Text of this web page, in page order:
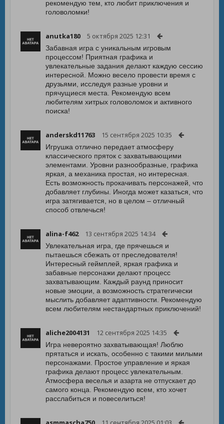
рекомендую тем, кто любит приключения и
головоломки!
anutka180 5 октября 2025 12:31
Забавная игра с уникальным игровым
процессом! Приятная графика и
увлекательные задания делают каждую сессию
интересной. Можно весело провести время с
друзьями, исследуя разные уровни и
прячущиеся места. Рекомендую всем
любителям хитрых головоломок и активного
поиска!
anderskd11763 15 сентября 2025 10:35
Игрушка отлично передает атмосферу
классического пряток с захватывающими
элементами. Уровни разнообразные, графика
яркая, а механика простая, но интересная.
Есть возможность прокачивать персонажей, что
добавляет глубины. Иногда может казаться, что
игра затягивается, но в целом – отличный
способ отвлечься!
alina-f462 13 сентября 2025 14:34
Увлекательная игра, где прячешься и
пытаешься сбежать от преследователя!
Интересный геймплей, яркая графика и
забавные персонажи делают процесс
захватывающим. Каждый раунд приносит
новые эмоции, а возможность стратегически
мыслить добавляет адаптивности. Рекомендую
всем любителям нестандартных приключений!
aliche2004131 12 сентября 2025 14:35
Игра невероятно захватывающая! Люблю
прятаться и искать, особенно с такими милыми
персонажами. Простое управление и яркая
графика делают процесс увлекательным.
Атмосфера веселья и азарта не отпускает до
самого конца. Рекомендую всем, кто хочет
расслабиться и повеселиться!